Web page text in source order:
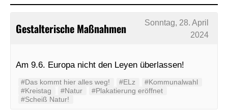
Gestalterische Maßnahmen
Sonntag, 28. April
2024
Am 9.6. Europa nicht den Leyen überlassen!
#Das kommt hier alles weg! #ELz
#Kommunalwahl
#Kreistag
#Natur
#Plakatierung eröffnet
#Scheiß Natur!